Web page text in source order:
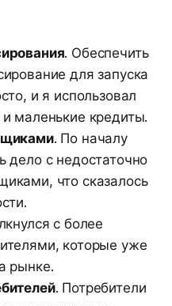
. Обеспечить
для запуска
и я использовал
маленькие кредиты.
. По началу
дело с недостаточно
что сказалось
с более
которые уже
рынке.
. Потребители